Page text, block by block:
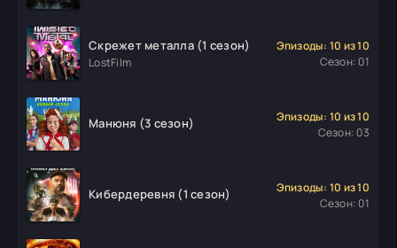
Скрежет металла (1 сезон)
LostFilm
Эпизоды: 10 из 10
Сезон: 01
Манюня (3 сезон)
Эпизоды: 10 из 10
Сезон: 03
Кибердеревня (1 сезон)
Эпизоды: 10 из 10
Сезон: 01